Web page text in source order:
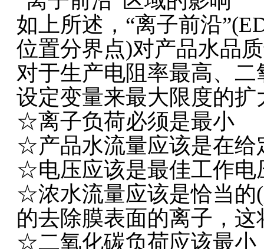
如上所述，“离子前沿
位置分界点)对产品水品
对于生产电阻率最高、
设定变量来最大限度的
☆离子负荷必须是最小
☆产品水流量应该是在给
☆电压应该是最佳工作电
☆浓水流量应该是恰当的
的去除膜表面的离子，
☆二氧化碳负荷应该最小